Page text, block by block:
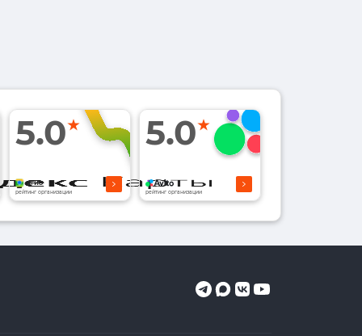
5.0
рейтинг организации
5.0
рейтинг организации